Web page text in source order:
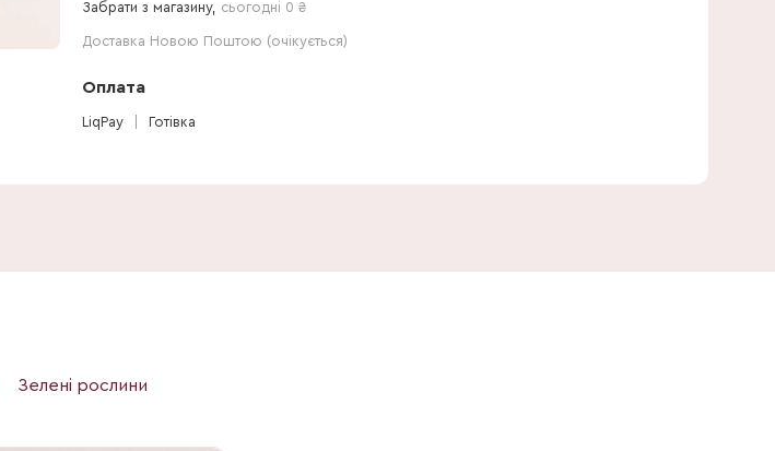
Забрати з магазину, сьогодні 0 ₴
Доставка Новою Поштою (очікується)
Оплата
LiqPay Готівка
Зелені рослини